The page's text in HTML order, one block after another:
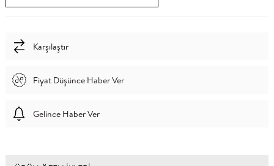
Karşılaştır
Fiyat Düşünce Haber Ver
Gelince Haber Ver